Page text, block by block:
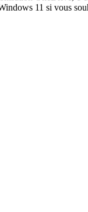
11 si vous